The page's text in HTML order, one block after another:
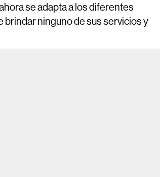
se adapta a los diferentes
ninguno de sus servicios y